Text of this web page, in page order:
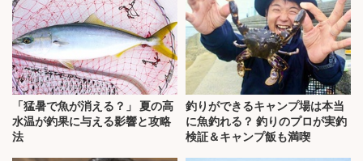
「猛暑で魚が消える？」 夏の高
水温が釣果に与える影響と攻略
法
釣りができるキャンプ場は本当
に魚釣れる？ 釣りのプロが実釣
検証＆キャンプ飯も満喫